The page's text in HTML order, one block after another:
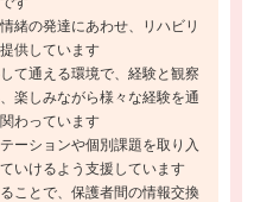
緒の発達にあわせ、リハビリ
供しています
て通える環境で、経験と観察
楽しみながら様々な経験を通
わっています
ーションや個別課題を取り入
いけるよう支援しています
ことで、保護者間の情報交換